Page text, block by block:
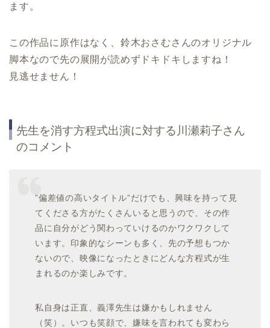
ます。
この作品に原作はなく、鈴木おさむさんのオリジナル
脚本なので先の展開が読めずドキドキしますね！
見逃せません！
先生を消す方程式出演に対する川瀬莉子さん
のコメント
”偏差値の高いタイトル”だけでも、興味を持って見
てくださる方がたくさんいると思うので、その作
品に自分がどう関わっていけるのかワクワクして
います。印象的なシーンも多く、先の予想もつか
ないので、映像になったときにどんな方程式が生
まれるのか楽しみです。
私自身は正直、義澤先生は嫌かもしれません
（笑）。いつも笑顔で、嫌味を言われても変わら